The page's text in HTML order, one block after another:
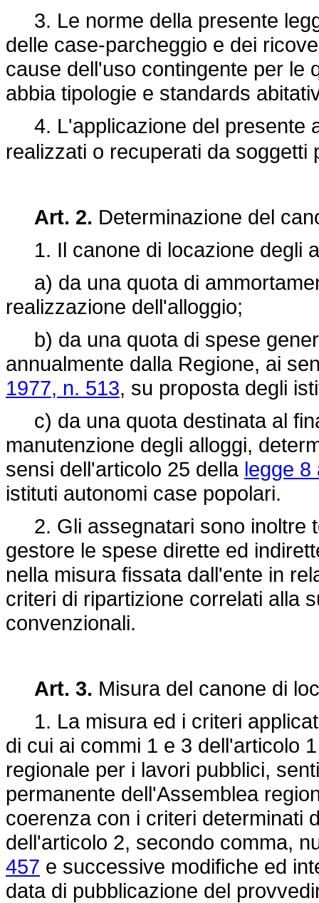
3. Le norme della presente
delle case-parcheggio e dei
cause dell'uso contingente per le
abbia tipologie e standards
4. L'applicazione del presente
realizzati o recuperati da soggetti
Art. 2. Determinazione del
1. Il canone di locazione degli
a) da una quota di
realizzazione dell'alloggio;
b) da una quota di spese
annualmente dalla Regione, ai
1977, n. 513, su proposta degli
c) da una quota destinata al
manutenzione degli alloggi,
sensi dell'articolo 25 della legge 8
istituti autonomi case popolari.
2. Gli assegnatari sono inoltre
gestore le spese dirette ed
nella misura fissata dall'ente in
criteri di ripartizione correlati alla
convenzionali.
Art. 3. Misura del canone di
1. La misura ed i criteri
di cui ai commi 1 e 3 dell'articolo
regionale per i lavori pubblici,
permanente dell'Assemblea
coerenza con i criteri determinati
dell'articolo 2, secondo comma,
457 e successive modifiche ed
data di pubblicazione del